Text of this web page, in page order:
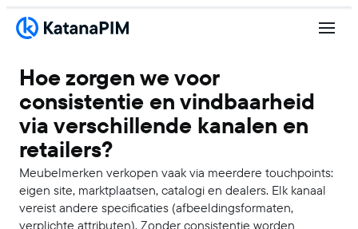
Hoe zorgen we voor
consistentie en vindbaarheid
via verschillende kanalen en
retailers?
Meubelmerken verkopen vaak via meerdere touchpoints:
eigen site, marktplaatsen, catalogi en dealers. Elk kanaal
vereist andere specificaties (afbeeldingsformaten,